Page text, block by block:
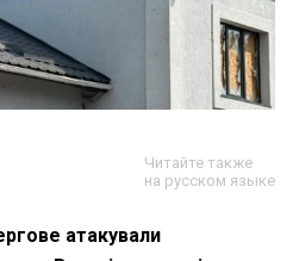
Читайте также
на русском языке
атакували